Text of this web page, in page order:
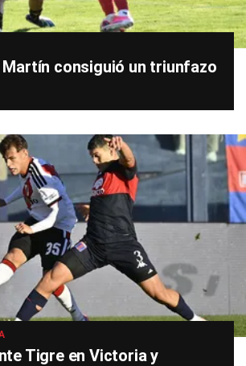
consiguió un triunfazo
Tigre en Victoria y